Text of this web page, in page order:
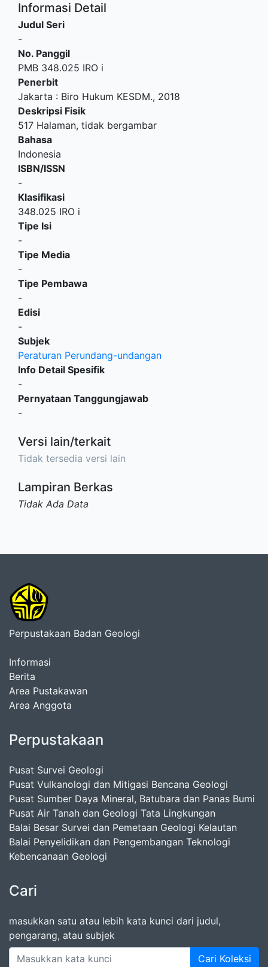
Informasi Detail
Judul Seri
-
No. Panggil
PMB 348.025 IRO i
Penerbit
Jakarta : Biro Hukum KESDM., 2018
Deskripsi Fisik
517 Halaman, tidak bergambar
Bahasa
Indonesia
ISBN/ISSN
-
Klasifikasi
348.025 IRO i
Tipe Isi
-
Tipe Media
-
Tipe Pembawa
-
Edisi
-
Subjek
Peraturan Perundang-undangan
Info Detail Spesifik
-
Pernyataan Tanggungjawab
-
Versi lain/terkait
Tidak tersedia versi lain
Lampiran Berkas
Tidak Ada Data
Perpustakaan Badan Geologi
Informasi
Berita
Area Pustakawan
Area Anggota
Perpustakaan
Pusat Survei Geologi
Pusat Vulkanologi dan Mitigasi Bencana Geologi
Pusat Sumber Daya Mineral, Batubara dan Panas Bumi
Pusat Air Tanah dan Geologi Tata Lingkungan
Balai Besar Survei dan Pemetaan Geologi Kelautan
Balai Penyelidikan dan Pengembangan Teknologi
Kebencanaan Geologi
Cari
masukkan satu atau lebih kata kunci dari judul,
pengarang, atau subjek
Cari Koleksi